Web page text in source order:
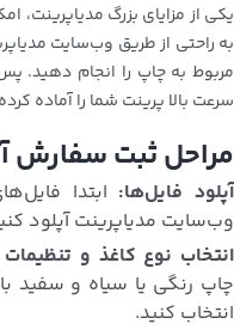
یکی از مزایای بزرگ
به راحتی از طریق وب‌سایت
مربوط به چاپ را انجام دهید.
سرعت بالا پرینت شما را آماده
مراحل ثبت سفارش
آپلود فایل‌ها:
وب‌سایت مدیاپرینت آپلود
انتخاب نوع کاغذ و
چاپ رنگی یا سیاه و سفید
انتخاب کنید.